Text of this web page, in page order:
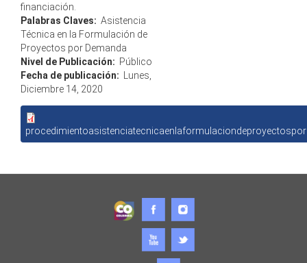
financiación.
Palabras Claves: Asistencia
Técnica en la Formulación de
Proyectos por Demanda
Nivel de Publicación: Público
Fecha de publicación:
Lunes,
Diciembre 14, 2020